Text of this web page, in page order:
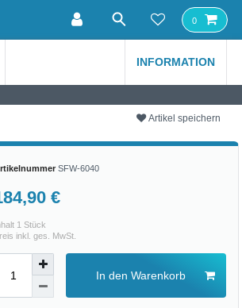
0
INFORMATION
Artikel speichern
SFW-6040
€
1Stück
inkl. ges. MwSt.
In den Warenkorb